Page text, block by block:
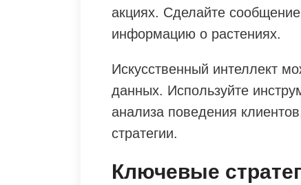
акциях. Сделайте
информацию о растениях.
Искусственный интеллект
данных. Используйте
анализа поведения
стратегии.
Ключевые